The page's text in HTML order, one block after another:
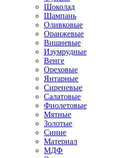
Шоколад
Шампань
Оливковые
Оранжевые
Вишневые
Изумрудные
Венге
Ореховые
Янтарные
Сиреневые
Салатовые
Фиолетовые
Мятные
Золотые
Синие
Материал
МДФ